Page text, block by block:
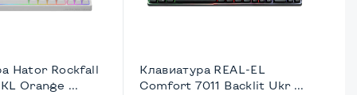
Hator Rockfall
Orange ...
Клавиатура REAL-EL
Comfort 7011 Backlit Ukr ...